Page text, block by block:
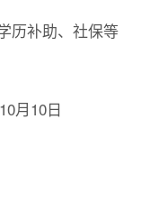
历补助、社保等
月10日